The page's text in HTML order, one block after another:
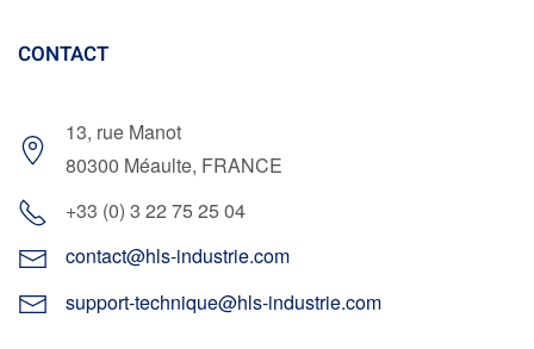
CONTACT
13, rue Manot
80300 Méaulte, FRANCE
+33 (0) 3 22 75 25 04
contact@hls-industrie.com
support-technique@hls-industrie.com